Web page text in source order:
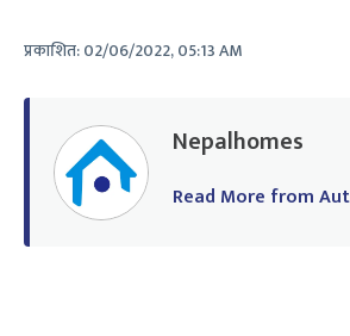
प्रकाशित:02/06/2022, 05:13 AM
Nepalhomes
Read More from